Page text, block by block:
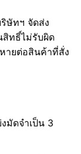
ษัทฯ จัดส่ง
ทธิ์ไม่รับผิด
ายต่อสินค้าที่สั่ง
มัดจำเป็น 3